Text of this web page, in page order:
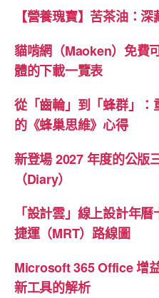
【營養瑰寶】苦茶油：
貓啃網（Maoken）免費
體的下載一覽表
從「齒輪」到「蜂群」：
的《蜂巢思維》心得
新登場 2027 年度的公版
（Diary）
「設計雲」線上設計年
捷運（MRT）路線圖
Microsoft 365 Office 增
新工具的解析